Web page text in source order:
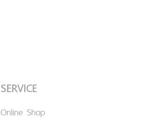
SERVICE
Online Shop